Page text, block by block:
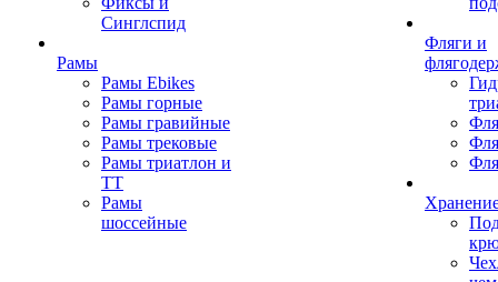
Синглспид
Рамы
Рамы Ebikes
Рамы горные
Рамы гравийные
Рамы трековые
Рамы триатлон и
ТТ
Рамы
шоссейные
Фляги и